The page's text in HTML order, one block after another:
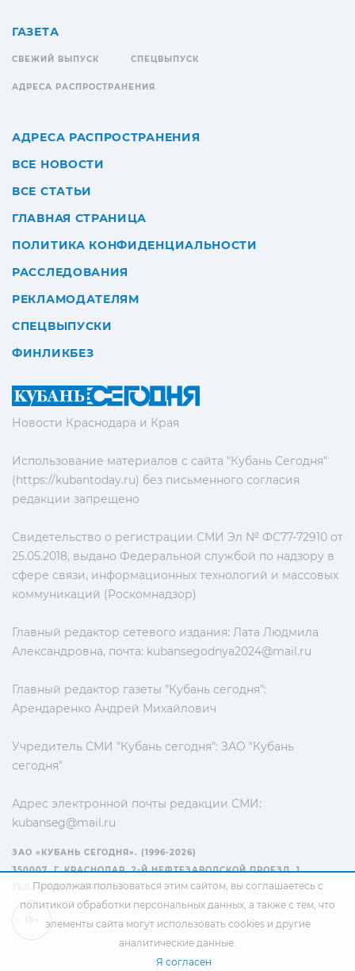
Новости Краснодара и Края
Использование материалов с сайта "Кубань Сегодня"
(https://kubantoday.ru) без письменного согласия
редакции запрещено
Свидетельство о регистрации СМИ Эл № ФС77-72910 от
25.05.2018, выдано Федеральной службой по надзору в
сфере связи, информационных технологий и массовых
коммуникаций (Роскомнадзор)
Главный редактор сетевого издания: Лата Людмила
Александровна, почта: kubansegodnya2024@mail.ru
Главный редактор газеты "Кубань сегодня":
Арендаренко Андрей Михайлович
Учредитель СМИ "Кубань сегодня": ЗАО "Кубань
сегодня"
Адрес электронной почты редакции СМИ:
kubanseg@mail.ru
ГАЗЕТА
СВЕЖИЙ ВЫПУСК СПЕЦВЫПУСК
АДРЕСА РАСПРОСТРАНЕНИЯ
АДРЕСА РАСПРОСТРАНЕНИЯ
ВСЕ НОВОСТИ
ВСЕ СТАТЬИ
ГЛАВНАЯ СТРАНИЦА
ПОЛИТИКА КОНФИДЕНЦИАЛЬНОСТИ
РАССЛЕДОВАНИЯ
РЕКЛАМОДАТЕЛЯМ
СПЕЦВЫПУСКИ
ФИНЛИКБЕЗ
ЗАО «КУБАНЬ СЕГОДНЯ». (1996-2026)
350007, Г. КРАСНОДАР, 2-Й НЕФТЕЗАВОДСКОЙ ПРОЕЗД, 1
ТЕЛ.: +7(861) 267-15-15
Продолжая пользоваться этим сайтом, вы соглашаетесь с
политикой обработки персональных данных, а также с тем, что
элементы сайта могут использовать cookies и другие
аналитические данные.
Я согласен